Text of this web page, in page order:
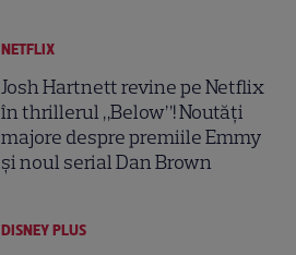
NETFLIX
Josh Hartnett revine pe Netflix
în thrillerul „Below”! Noutăți
majore despre premiile Emmy
și noul serial Dan Brown
DISNEY PLUS